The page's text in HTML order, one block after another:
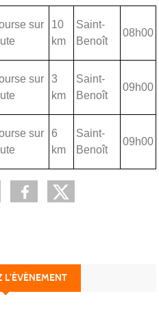
sur
10
km
Saint-
Benoît
08h00
sur
3
km
Saint-
Benoît
09h00
sur
6
km
Saint-
Benoît
09h00